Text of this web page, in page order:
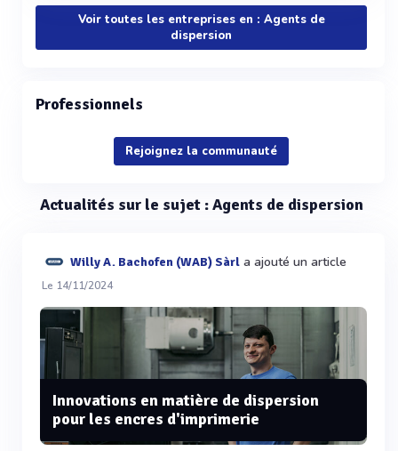
Voir toutes les entreprises en : Agents de
dispersion
Professionnels
Rejoignez la communauté
Actualités sur le sujet : Agents de dispersion
Willy A. Bachofen (WAB) Sàrl a ajouté un article
Le 14/11/2024
Innovations en matière de dispersion
pour les encres d'imprimerie